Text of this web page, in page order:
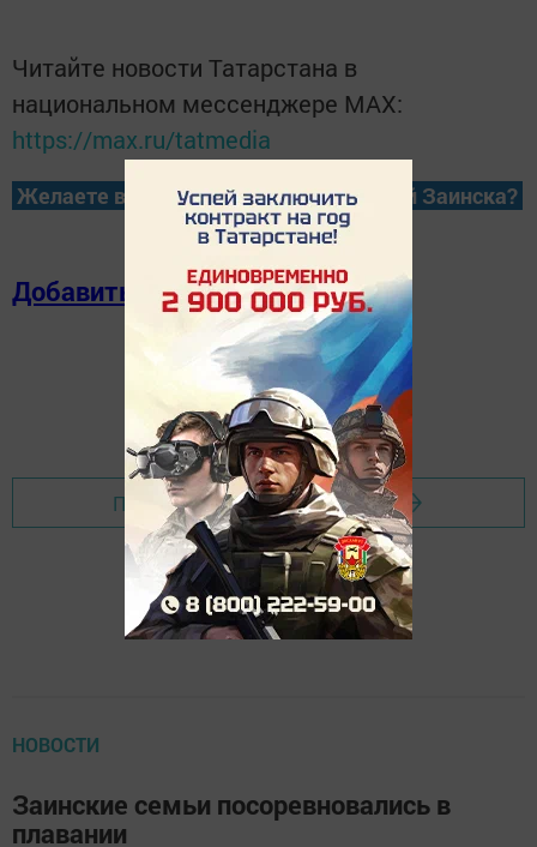
Читайте новости Татарстана в
национальном мессенджере MАХ:
https://max.ru/tatmedia
Желаете всегда быть в курсе новостей Заинска?
Добавить в избранное
Перейти на страницу новости
НОВОСТИ
Заинские семьи посоревновались в
плавании